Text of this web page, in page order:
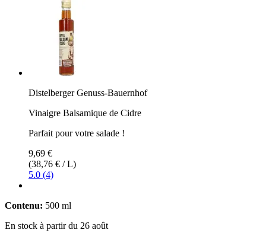
Distelberger Genuss-Bauernhof
Vinaigre Balsamique de Cidre
Parfait pour votre salade !
9,69 €
(38,76 € / L)
5.0 (4)
Contenu: 500 ml
En stock à partir du 26 août